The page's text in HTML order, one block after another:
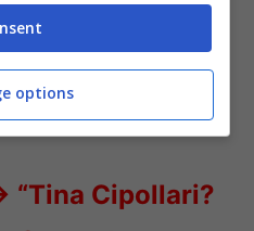
Luciano Punzo,
dopo
“E’…”
“Tina Cipollari?
options